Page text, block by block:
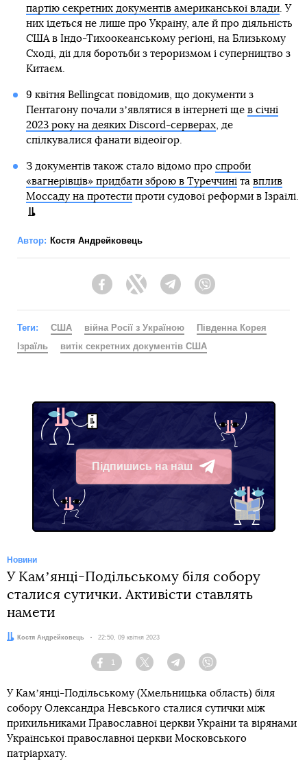
партію секретних документів американської влади. У
них ідеться не лише про Україну, але й про діяльність
США в Індо-Тихоокеанському регіоні, на Близькому
Сході, дії для боротьби з тероризмом і суперництво з
Китаєм.
9 квітня Bellingcat повідомив, що документи з
Пентагону почали зʼявлятися в інтернеті ще в січні
2023 року на деяких Discord-серверах, де
спілкувалися фанати відеоігор.
З документів також стало відомо про спроби
«вагнерівців» придбати зброю в Туреччиніта вплив
Моссаду на протестипроти судової реформи в Ізраїлі.
Автор: Костя Андрейковець
FacebookTwitter Telegram
Теги: США війна Росії з Україною
Південна Корея
Ізраїль
витік секретних документів США
Підпишись на наш
Telegram
Новини
У Камʼянці-Подільському біля собору
сталися сутички. Активісти ставлять
намети
Автор:Костя Андрейковець Дата:
22:50, 09 квітня 2023
Facebook
1
Twitter TelegramViber
У Камʼянці-Подільському (Хмельницька область) біля
собору Олександра Невського сталися сутички між
прихильниками Православної церкви України та вірянами
Української православної церкви Московського
патріархату.